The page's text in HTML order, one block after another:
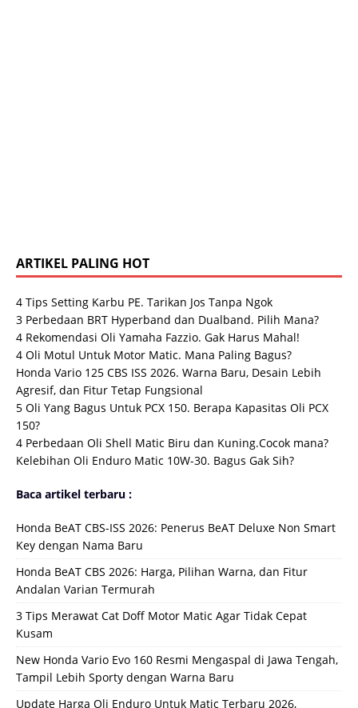
ARTIKEL PALING HOT
4 Tips Setting Karbu PE. Tarikan Jos Tanpa Ngok
3 Perbedaan BRT Hyperband dan Dualband. Pilih Mana?
4 Rekomendasi Oli Yamaha Fazzio. Gak Harus Mahal!
4 Oli Motul Untuk Motor Matic. Mana Paling Bagus?
Honda Vario 125 CBS ISS 2026. Warna Baru, Desain Lebih
Agresif, dan Fitur Tetap Fungsional
5 Oli Yang Bagus Untuk PCX 150. Berapa Kapasitas Oli PCX
150?
4 Perbedaan Oli Shell Matic Biru dan Kuning.Cocok mana?
Kelebihan Oli Enduro Matic 10W-30. Bagus Gak Sih?
Baca artikel terbaru :
Honda BeAT CBS-ISS 2026: Penerus BeAT Deluxe Non Smart
Key dengan Nama Baru
Honda BeAT CBS 2026: Harga, Pilihan Warna, dan Fitur
Andalan Varian Termurah
3 Tips Merawat Cat Doff Motor Matic Agar Tidak Cepat
Kusam
New Honda Vario Evo 160 Resmi Mengaspal di Jawa Tengah,
Tampil Lebih Sporty dengan Warna Baru
Update Harga Oli Enduro Untuk Matic Terbaru 2026,